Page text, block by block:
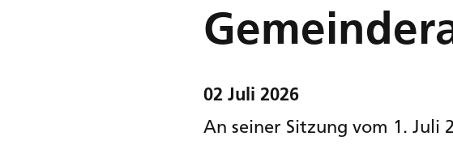
02 Juli 2026
An seiner Sitzung vom 1. Juli